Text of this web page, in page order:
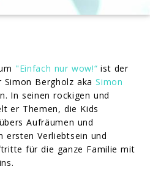
"Einfach nur wow!“ ist der
Simon Bergholz akaSimon
In seinen rockigen und
er Themen, die Kids
Aufräumen und
ersten Verliebtsein und
für die ganze Familie mit